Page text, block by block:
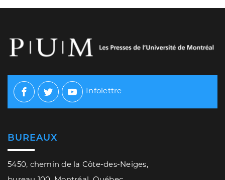
Facebook
TwitterYoutube
Infolettre
BUREAUX
5450, chemin de la Côte-des-Neiges,